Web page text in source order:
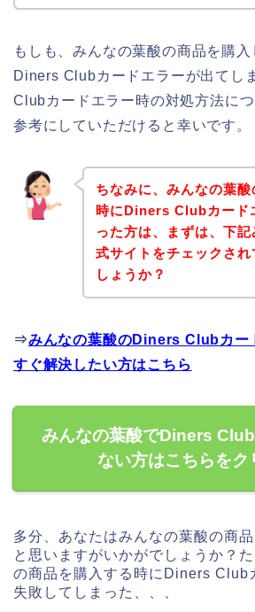
もしも、みんなの葉酸の商品を購入
Diners Clubカードエラーが出てし
Clubカードエラー時の対処方法に
参考にしていただけると幸いです。
ちなみに、みんなの葉
時にDiners Clubカード
った方は、まずは、下
式サイトをチェックさ
しょうか？
⇒みんなの葉酸のDiners Clubカー
すぐ解決したい方はこちら
みんなの葉酸でDiners Club
ない方はこちらをク
多分、あなたはみんなの葉酸の商
と思いますがいかがでしょうか？
の商品を購入する時にDiners Club
失敗してしまった、、、